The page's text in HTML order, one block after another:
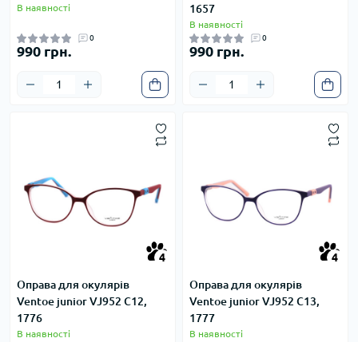
В наявності
0
990 грн.
1657
В наявності
0
990 грн.
4
4
Оправа для окулярів
Ventoe junior VJ952 C12,
1776
В наявності
4
4
Оправа для окулярів
Ventoe junior VJ952 C13,
1777
В наявності